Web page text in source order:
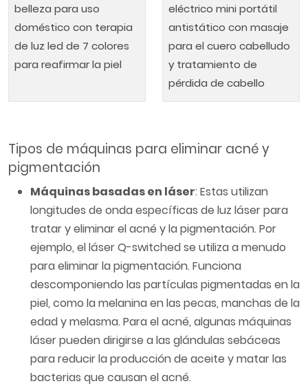
belleza para uso
doméstico con terapia
de luz led de 7 colores
para reafirmar la piel
eléctrico mini portátil
antistático con masaje
para el cuero cabelludo
y tratamiento de
pérdida de cabello
Tipos de máquinas para eliminar acné y
pigmentación
Máquinas basadas en láser: Estas utilizan
longitudes de onda específicas de luz láser para
tratar y eliminar el acné y la pigmentación. Por
ejemplo, el láser Q-switched se utiliza a menudo
para eliminar la pigmentación. Funciona
descomponiendo las partículas pigmentadas en la
piel, como la melanina en las pecas, manchas de la
edad y melasma. Para el acné, algunas máquinas
láser pueden dirigirse a las glándulas sebáceas
para reducir la producción de aceite y matar las
bacterias que causan el acné.